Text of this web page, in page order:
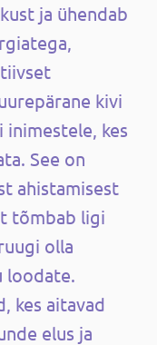
ja ühendab
kivi
inimestele, kes
See on
ahistamisest
tõmbab ligi
olla
loodate.
kes aitavad
elus ja